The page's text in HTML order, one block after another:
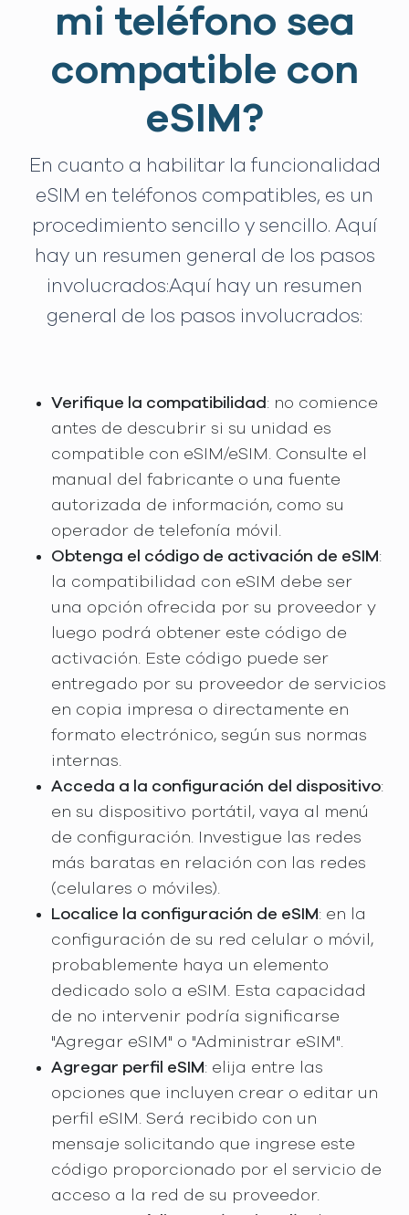
mi teléfono sea
compatible con
eSIM?
En cuanto a habilitar la funcionalidad
eSIM en teléfonos compatibles, es un
procedimiento sencillo y sencillo. Aquí
hay un resumen general de los pasos
involucrados:Aquí hay un resumen
general de los pasos involucrados:
Verifique la compatibilidad : no comience
antes de descubrir si su unidad es
compatible con eSIM/eSIM. Consulte el
manual del fabricante o una fuente
autorizada de información, como su
operador de telefonía móvil.
Obtenga el código de activación de eSIM:
la compatibilidad con eSIM debe ser
una opción ofrecida por su proveedor y
luego podrá obtener este código de
activación. Este código puede ser
entregado por su proveedor de servicios
en copia impresa o directamente en
formato electrónico, según sus normas
internas.
Acceda a la configuración del dispositivo:
en su dispositivo portátil, vaya al menú
de configuración. Investigue las redes
más baratas en relación con las redes
(celulares o móviles).
Localice la configuración de eSIM: en la
configuración de su red celular o móvil,
probablemente haya un elemento
dedicado solo a eSIM. Esta capacidad
de no intervenir podría significarse
"Agregar eSIM" o "Administrar eSIM".
Agregar perfil eSIM: elija entre las
opciones que incluyen crear o editar un
perfil eSIM. Será recibido con un
mensaje solicitando que ingrese este
código proporcionado por el servicio de
acceso a la red de su proveedor.